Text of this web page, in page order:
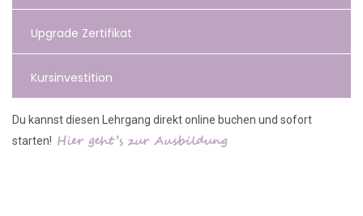
Upgrade Zertifikat
Kursinvestition
Du kannst diesen Lehrgang direkt online buchen und sofort
starten! Hier geht’s zur Ausbildung